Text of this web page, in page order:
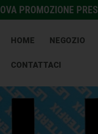
PROMOZIONE
HOME NEGOZIO
CONTATTACI